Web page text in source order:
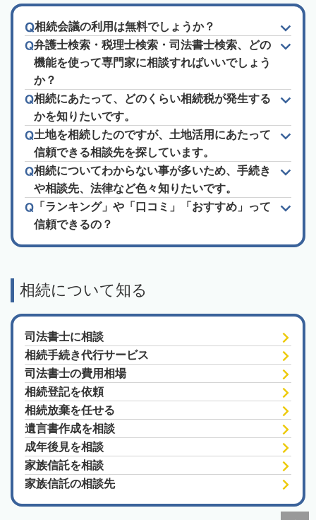
相続会議の利用は無料でしょうか？
弁護士検索・税理士検索・司法書士検索、どの
機能を使って専門家に相談すればいいでしょう
か？
相続にあたって、どのくらい相続税が発生する
かを知りたいです。
土地を相続したのですが、土地活用にあたって
信頼できる相談先を探しています。
相続についてわからない事が多いため、手続き
や相談先、法律など色々知りたいです。
「ランキング」や「口コミ」「おすすめ」って
信頼できるの？
相続について知る
司法書士に相談
相続手続き代行サービス
司法書士の費用相場
相続登記を依頼
相続放棄を任せる
遺言書作成を相談
成年後見を相談
家族信託を相談
家族信託の相談先